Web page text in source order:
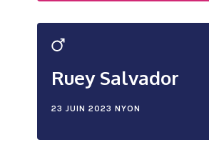
Ruey Salvador
23 JUIN 2023 NYON